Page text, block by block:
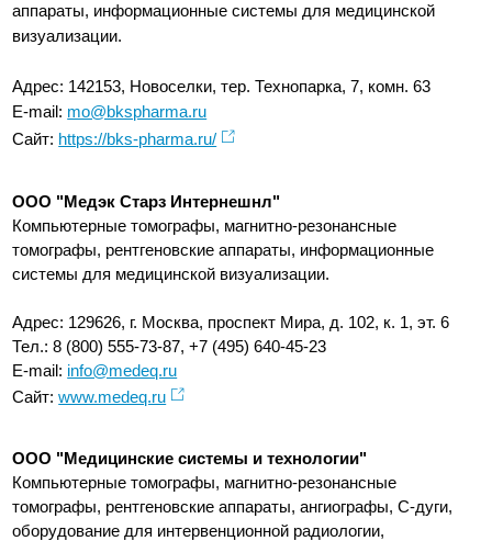
аппараты, информационные системы для медицинской
визуализации.
Адрес: 142153, Новоселки, тер. Технопарка, 7, комн. 63
E-mail: mo@bkspharma.ru
Сайт: https://bks-pharma.ru/
ООО "Медэк Старз Интернешнл"
Компьютерные томографы, магнитно-резонансные
томографы, рентгеновские аппараты, информационные
системы для медицинской визуализации.
Адрес: 129626, г. Москва, проспект Мира, д. 102, к. 1, эт. 6
Тел.: 8 (800) 555-73-87, +7 (495) 640-45-23
E-mail: info@medeq.ru
Сайт:www.medeq.ru
ООО "Медицинские системы и технологии"
Компьютерные томографы, магнитно-резонансные
томографы, рентгеновские аппараты, ангиографы, С-дуги,
оборудование для интервенционной радиологии,